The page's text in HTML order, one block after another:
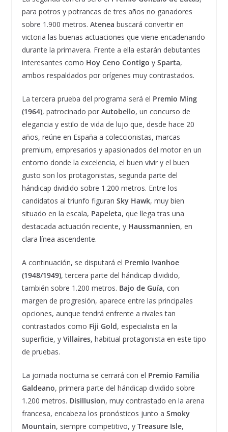
para potros y potrancas de tres años no ganadores
sobre 1.900 metros. Atenea buscará convertir en
victoria las buenas actuaciones que viene encadenando
durante la primavera. Frente a ella estarán debutantes
interesantes como Hoy Ceno Contigo y Sparta,
ambos respaldados por orígenes muy contrastados.
La tercera prueba del programa será el Premio Ming
(1964), patrocinado por Autobello, un concurso de
elegancia y estilo de vida de lujo que, desde hace 20
años, reúne en España a coleccionistas, marcas
premium, empresarios y apasionados del motor en un
entorno donde la excelencia, el buen vivir y el buen
gusto son los protagonistas, segunda parte del
hándicap dividido sobre 1.200 metros. Entre los
candidatos al triunfo figuran Sky Hawk, muy bien
situado en la escala, Papeleta, que llega tras una
destacada actuación reciente, y Haussmannien, en
clara línea ascendente.
A continuación, se disputará el Premio Ivanhoe
(1948/1949), tercera parte del hándicap dividido,
también sobre 1.200 metros. Bajo de Guía, con
margen de progresión, aparece entre las principales
opciones, aunque tendrá enfrente a rivales tan
contrastados como Fiji Gold, especialista en la
superficie, y Villaires, habitual protagonista en este tipo
de pruebas.
La jornada nocturna se cerrará con el Premio Familia
Galdeano, primera parte del hándicap dividido sobre
1.200 metros. Disillusion, muy contrastado en la arena
francesa, encabeza los pronósticos junto a Smoky
Mountain, siempre competitivo, y Treasure Isle,